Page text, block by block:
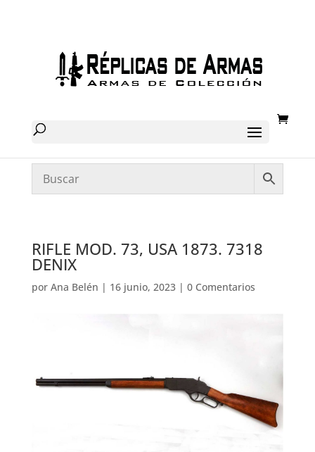
RIFLE MOD. 73, USA 1873. 7318
DENIX
por Ana Belén | 16 junio, 2023| 0 Comentarios